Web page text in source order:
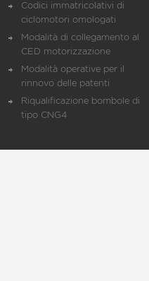
Codici immatricolativi di
ciclomotori omologati
Modalità di collegamento al
CED motorizzazione
Modalità operative per il
rinnovo delle patenti
Riqualificazione bombole di
tipo CNG4